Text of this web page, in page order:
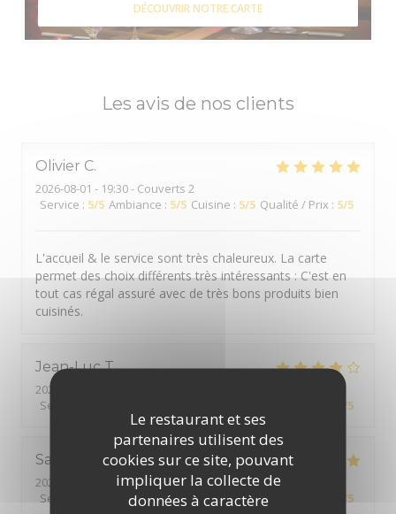
Le restaurant et ses
partenaires utilisent des
cookies sur ce site, pouvant
impliquer la collecte de
données à caractère
Les avis de nos clients
Olivier C
2026-08-01 - 19:30 - Couverts 2
Service : 5/5 Ambiance : 5/5 Cuisine : 5/5 Qualité / Prix : 5/5
L'accueil & le service sont très chaleureux. La carte
permet des choix différents très intéressants : C'est en
tout cas régal assuré avec de très bons produits bien
cuisinés.
Jean-Luc T
2026-07-31
Service
/5
Sabrina
2026-07-30
- 19:30 - Couverts 2
Service
Ambiance:5/5 Cuisine:5/5 Qualité / Prix /5
DÉCOUVRIR NOTRE CARTE